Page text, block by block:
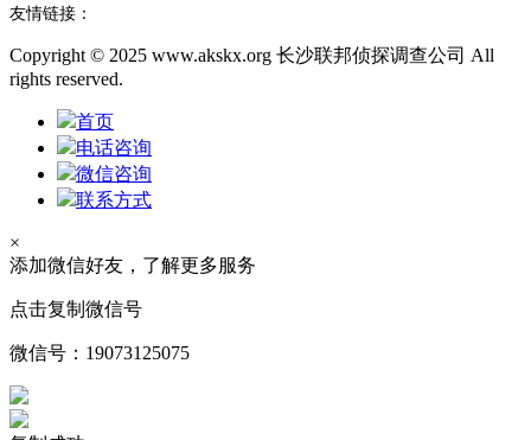
友情链接：
Copyright © 2025 www.akskx.org 长沙联邦侦探调查公司 All
rights reserved.
首页
电话咨询
微信咨询
联系方式
×
添加微信好友，了解更多服务
点击复制微信号
微信号： 19073125075